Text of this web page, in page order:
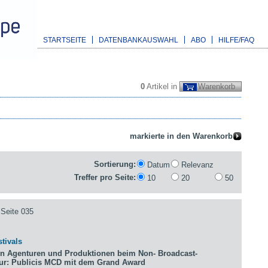
STARTSEITE DATENBANKAUSWAHL ABO HILFE/FAQ
0 Artikel in Warenkorb
Sortierung: Datum
Relevanz
Treffer pro Seite:
10 20 50
035
Agenturen und Produktionen beim Non- Broadcast-
Publicis MCD mit dem Grand Award